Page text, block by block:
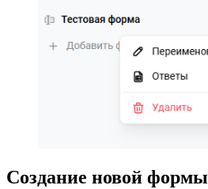
Создание новой формы